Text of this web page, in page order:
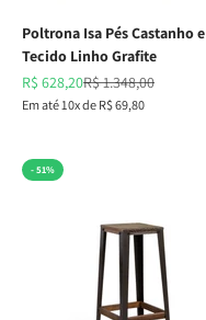
Poltrona Isa Pés Castanho e
Tecido Linho Grafite
Preço promocional
R$ 628,20Preço normal
R$ 1.348,00
Em até 10x de R$ 69,80
- 51%